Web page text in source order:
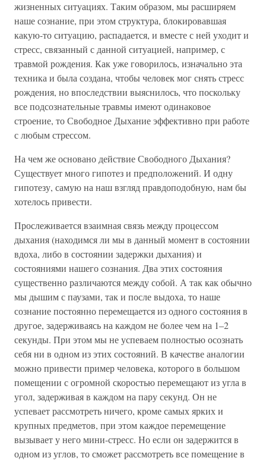
жизненных ситуациях. Таким образом, мы расширяем
наше сознание, при этом структура, блокировавшая
какую-то ситуацию, распадается, и вместе с ней уходит и
стресс, связанный с данной ситуацией, например, с
травмой рождения. Как уже говорилось, изначально эта
техника и была создана, чтобы человек мог снять стресс
рождения, но впоследствии выяснилось, что поскольку
все подсознательные травмы имеют одинаковое
строение, то Свободное Дыхание эффективно при работе
с любым стрессом.
На чем же основано действие Свободного Дыхания?
Существует много гипотез и предположений. И одну
гипотезу, самую на наш взгляд правдоподобную, нам бы
хотелось привести.
Прослеживается взаимная связь между процессом
дыхания (находимся ли мы в данный момент в состоянии
вдоха, либо в состоянии задержки дыхания) и
состояниями нашего сознания. Два этих состояния
существенно различаются между собой. А так как обычно
мы дышим с паузами, так и после выдоха, то наше
сознание постоянно перемещается из одного состояния в
другое, задерживаясь на каждом не более чем на 1–2
секунды. При этом мы не успеваем полностью осознать
себя ни в одном из этих состояний. В качестве аналогии
можно привести пример человека, которого в большом
помещении с огромной скоростью перемещают из угла в
угол, задерживая в каждом на пару секунд. Он не
успевает рассмотреть ничего, кроме самых ярких и
крупных предметов, при этом каждое перемещение
вызывает у него мини-стресс. Но если он задержится в
одном из углов, то сможет рассмотреть все помещение в